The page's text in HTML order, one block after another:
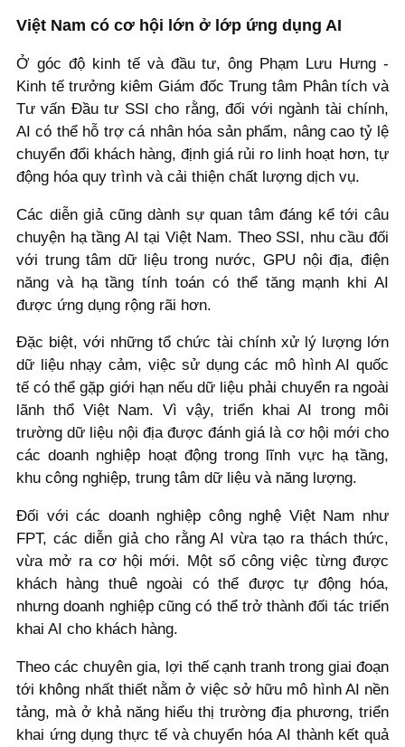
Việt Nam có cơ hội lớn ở lớp ứng dụng AI
Ở góc độ kinh tế và đầu tư, ông Phạm Lưu Hưng -
Kinh tế trưởng kiêm Giám đốc Trung tâm Phân tích và
Tư vấn Đầu tư SSI cho rằng, đối với ngành tài chính,
AI có thể hỗ trợ cá nhân hóa sản phẩm, nâng cao tỷ lệ
chuyển đổi khách hàng, định giá rủi ro linh hoạt hơn, tự
động hóa quy trình và cải thiện chất lượng dịch vụ.
Các diễn giả cũng dành sự quan tâm đáng kể tới câu
chuyện hạ tầng AI tại Việt Nam. Theo SSI, nhu cầu đối
với trung tâm dữ liệu trong nước, GPU nội địa, điện
năng và hạ tầng tính toán có thể tăng mạnh khi AI
được ứng dụng rộng rãi hơn.
Đặc biệt, với những tổ chức tài chính xử lý lượng lớn
dữ liệu nhạy cảm, việc sử dụng các mô hình AI quốc
tế có thể gặp giới hạn nếu dữ liệu phải chuyển ra ngoài
lãnh thổ Việt Nam. Vì vậy, triển khai AI trong môi
trường dữ liệu nội địa được đánh giá là cơ hội mới cho
các doanh nghiệp hoạt động trong lĩnh vực hạ tầng,
khu công nghiệp, trung tâm dữ liệu và năng lượng.
Đối với các doanh nghiệp công nghệ Việt Nam như
FPT, các diễn giả cho rằng AI vừa tạo ra thách thức,
vừa mở ra cơ hội mới. Một số công việc từng được
khách hàng thuê ngoài có thể được tự động hóa,
nhưng doanh nghiệp cũng có thể trở thành đối tác triển
khai AI cho khách hàng.
Theo các chuyên gia, lợi thế cạnh tranh trong giai đoạn
tới không nhất thiết nằm ở việc sở hữu mô hình AI nền
tảng, mà ở khả năng hiểu thị trường địa phương, triển
khai ứng dụng thực tế và chuyển hóa AI thành kết quả